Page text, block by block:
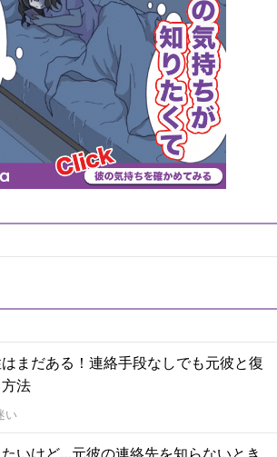
まだある！連絡手段なしでも元彼と復
法
い